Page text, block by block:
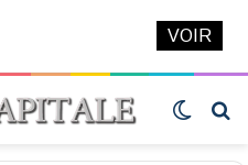
Switch
VOIR